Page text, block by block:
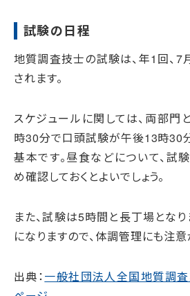
試験の日程
地質調査技士の試験は、年1回、
されます。
スケジュールに関しては、両部
時30分で口頭試験が午後13時30
基本です。昼食などについて、試
め確認しておくとよいでしょう。
また、試験は5時間と長丁場とな
になりますので、体調管理にも注意
出典：一般社団法人全国地質調